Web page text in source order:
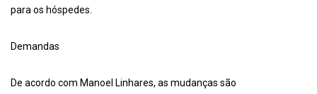
para os hóspedes.
Demandas
De acordo com Manoel Linhares, as mudanças são